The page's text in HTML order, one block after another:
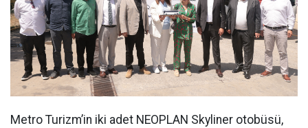
Metro Turizm’in iki adet NEOPLAN Skyliner otobüsü,